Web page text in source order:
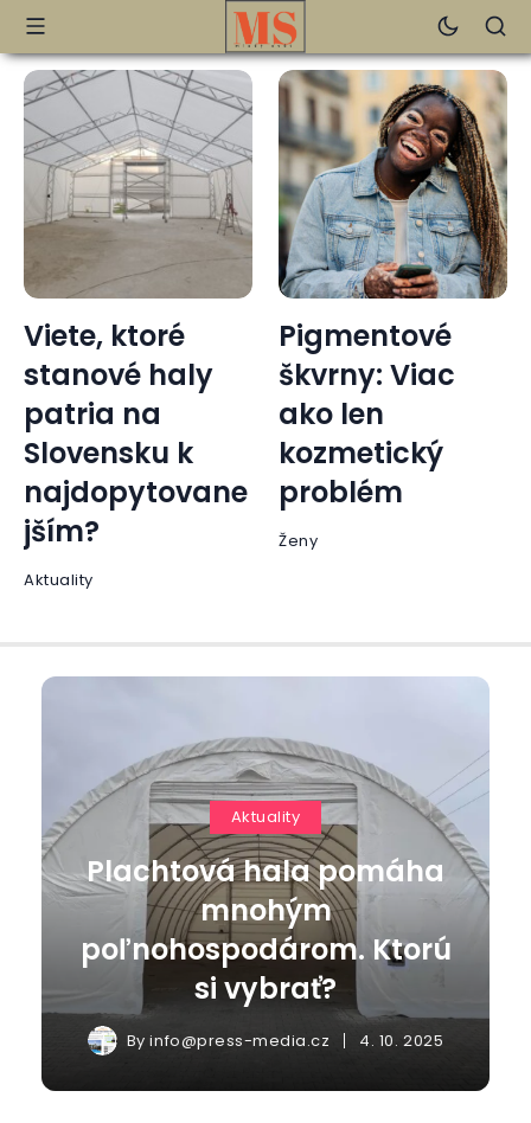
Viete, ktoré
stanové haly
patria na
Slovensku k
najdopytovane
jším?
Aktuality
Pigmentové
škvrny: Viac
ako len
kozmetický
problém
Ženy
Aktuality
Plachtová hala pomáha
mnohým
poľnohospodárom. Ktorú
si vybrať?
Byinfo@press-media.cz 4. 10. 2025